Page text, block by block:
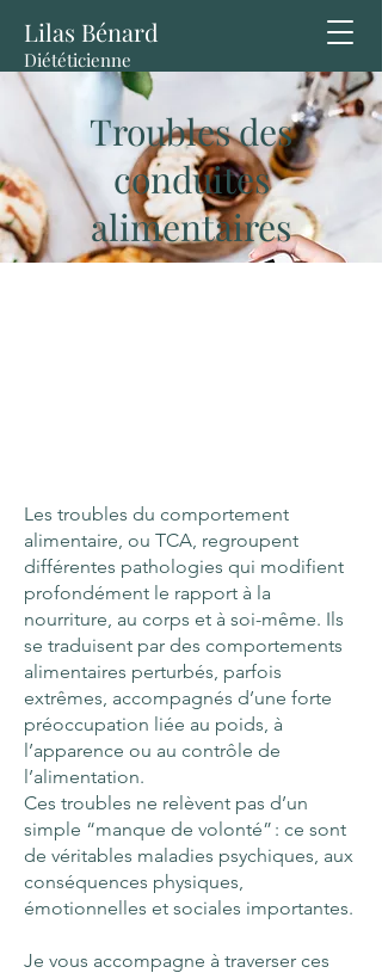
Lilas Bénard
Diététicienne
Diplômée
Troubles des
conduites
alimentaires
Les troubles du comportement
alimentaire, ou TCA, regroupent
différentes pathologies qui modifient
profondément le rapport à la
nourriture, au corps et à soi-même. Ils
se traduisent par des comportements
alimentaires perturbés, parfois
extrêmes, accompagnés d’une forte
préoccupation liée au poids, à
l’apparence ou au contrôle de
l’alimentation.
Ces troubles ne relèvent pas d’un
simple “manque de volonté” : ce sont
de véritables maladies psychiques, aux
conséquences physiques,
émotionnelles et sociales importantes.
Je vous accompagne à traverser ces